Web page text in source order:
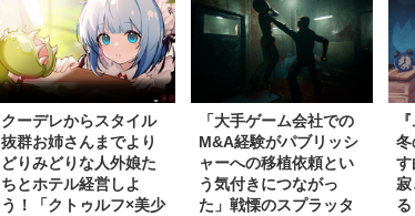
クーデレからスタイル
抜群お姉さんまでより
どりみどりな人外娘た
ちとホテル経営しよ
う！「クトゥルフ×美少
「大手ゲーム会社での
M&A経験がパブリッシ
ャーへの移植依頼とい
う気付きにつながっ
た」戦慄のスプラッタ
冬
す
寂